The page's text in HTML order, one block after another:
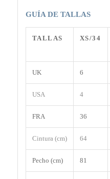
GUÍA DE TALLAS
TALLAS XS/34
UK 6
USA 4
FRA 36
Cintura (cm) 64
Pecho (cm) 81